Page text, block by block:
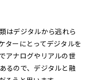
はデジタルから逃れら
ターにとってデジタルを
アナログやリアルの世
るので、デジタルと融